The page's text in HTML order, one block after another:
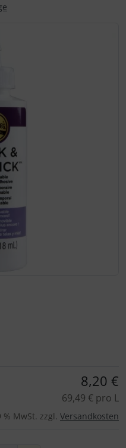
8,20 €
69,49 € pro L
% MwSt. zzgl. Versandkosten